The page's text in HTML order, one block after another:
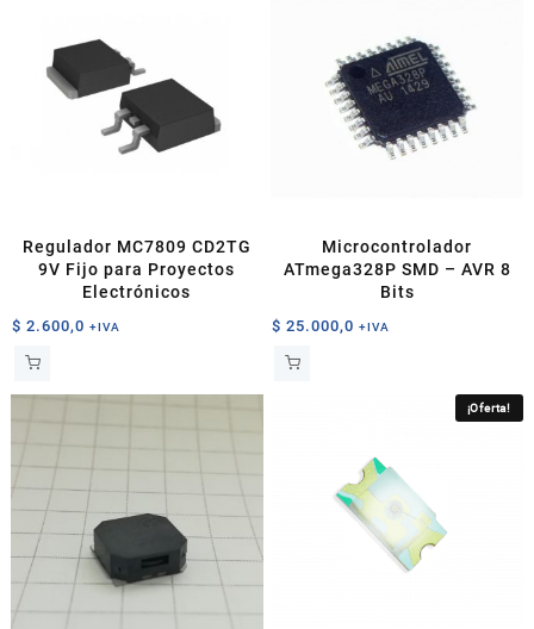
Regulador MC7809 CD2TG
9V Fijo para Proyectos
Electrónicos
$ 2.600,0 +IVA
Microcontrolador
ATmega328P SMD – AVR 8
Bits
$ 25.000,0 +IVA
¡Oferta!